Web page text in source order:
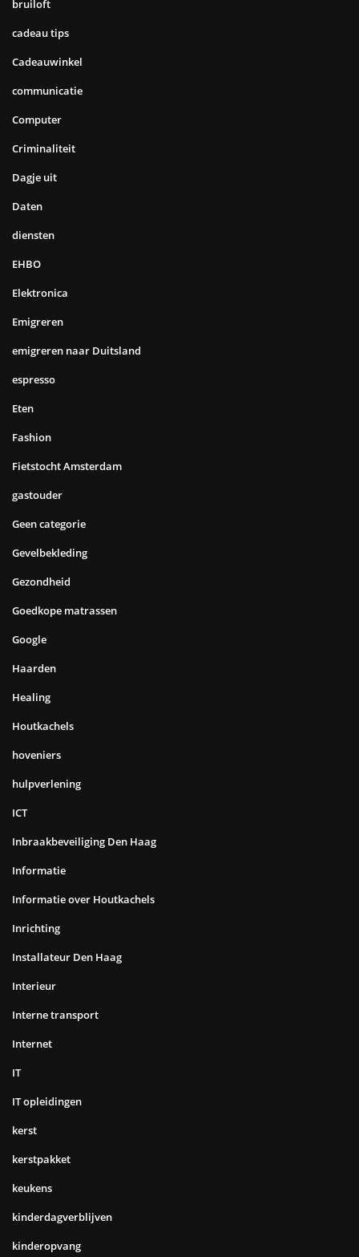
bruiloft
cadeau tips
Cadeauwinkel
communicatie
Computer
Criminaliteit
Dagje uit
Daten
diensten
EHBO
Elektronica
Emigreren
emigreren naar Duitsland
espresso
Eten
Fashion
Fietstocht Amsterdam
gastouder
Geen categorie
Gevelbekleding
Gezondheid
Goedkope matrassen
Google
Haarden
Healing
Houtkachels
hoveniers
hulpverlening
ICT
Inbraakbeveiliging Den Haag
Informatie
Informatie over Houtkachels
Inrichting
Installateur Den Haag
Interieur
Interne transport
Internet
IT
IT opleidingen
kerst
kerstpakket
keukens
kinderdagverblijven
kinderopvang